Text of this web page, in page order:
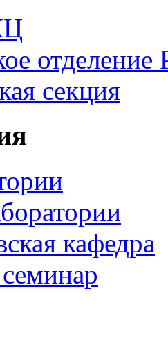
секция
кафедра